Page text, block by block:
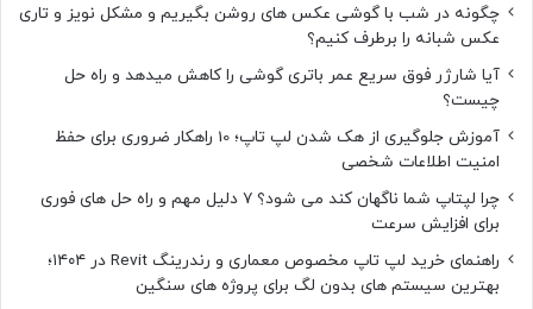
چگونه در شب با گوشی عکس های روشن بگیریم و مشکل نویز و تاری
عکس شبانه را برطرف کنیم؟
آیا شارژر فوق سریع عمر باتری گوشی را کاهش میدهد و راه حل
چیست؟
آموزش جلوگیری از هک شدن لپ تاپ؛ 10 راهکار ضروری برای حفظ
امنیت اطلاعات شخصی
چرا لپتاپ شما ناگهان کند می شود؟ ۷ دلیل مهم و راه حل های فوری
برای افزایش سرعت
راهنمای خرید لپ تاپ مخصوص معماری و رندرینگ Revit در ۱۴۰۴؛
بهترین سیستم های بدون لگ برای پروژه های سنگین